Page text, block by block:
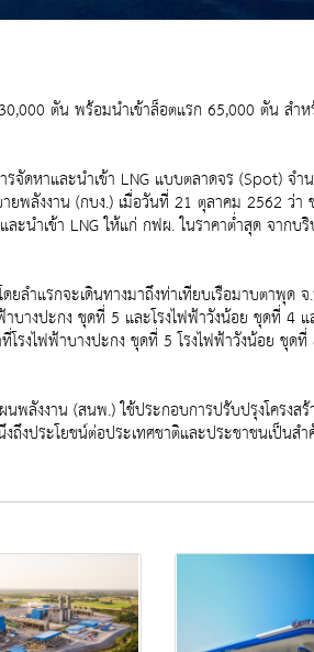
ตัน พร้อมนำเข้าล็อตแรก 65,000 ตัน สำห
จัดหาและนำเข้า LNG แบบตลาดจร (Spot) จ
ยพลังงาน (กบง.) เมื่อวันที่ 21 ตุลาคม 2562 ว่
ะนำเข้า LNG ให้แก่ กฟผ. ในราคาต่ำสุด จากบ
ลำแรกจะเดินทางมาถึงท่าเทียบเรือมาบตาพุด
าบางปะกง ชุดที่ 5 และโรงไฟฟ้าวังน้อย ชุดที่ 4
รงไฟฟ้าบางปะกง ชุดที่ 5 โรงไฟฟ้าวังน้อย ชุด
ลังงาน (สนพ.) ใช้ประกอบการปรับปรุงโครงสร้
ถึงประโยชน์ต่อประเทศชาติและประชาชนเป็น